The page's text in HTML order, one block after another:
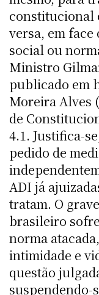
constitucional
versa, em face
social ou
Ministro
publicado em
Moreira Alves
de
4.1. Justifica-
pedido de
ADI já
tratam. O
brasileiro
norma
intimidade e
questão
suspendendo-